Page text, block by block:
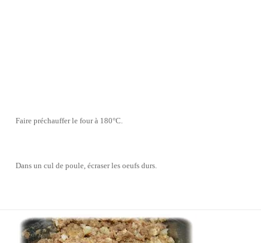
Faire préchauffer le four à 180°C.
Dans un cul de poule, écraser les oeufs durs.